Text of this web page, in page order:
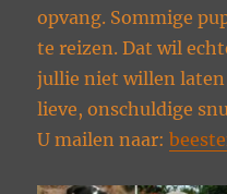
opvang. Sommige
te reizen. Dat wil
jullie niet willen laten
lieve, onschuldige
U mailen naar: